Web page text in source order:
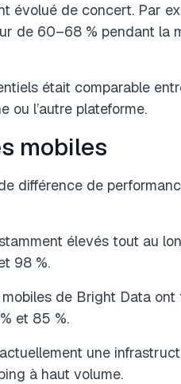
évolué de concert. Par
de 60–68 % pendant la
était comparable
ou l’autre plateforme.
mobiles
différence de
élevés tout au
98 %.
de Bright Data
et 85 %.
une
à haut volume.